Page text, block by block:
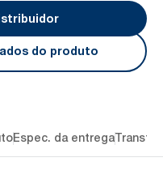
do produto
Espec. da entrega